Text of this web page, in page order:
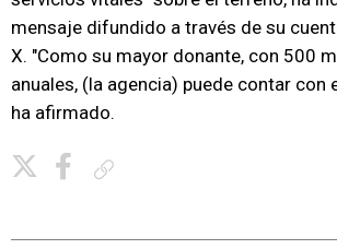
mensaje difundido a través de su
X. "Como su mayor donante, con 500
anuales, (la agencia) puede contar con
ha afirmado.